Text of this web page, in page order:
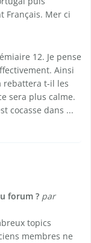
Français. Mer ci
12. Je pense
Ainsi
rebattera t-il les
sera plus calme.
cocasse dans ...
forum ? par
topics
membres ne